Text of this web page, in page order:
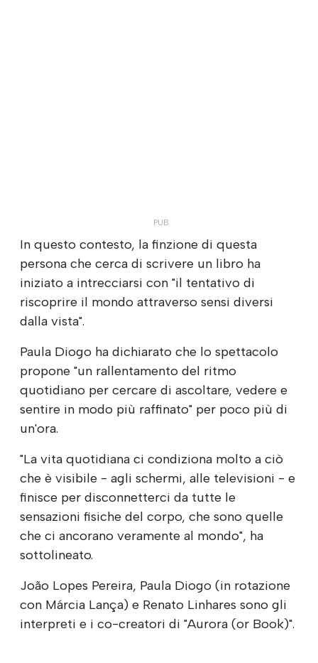
In questo contesto, la finzione di questa
persona che cerca di scrivere un libro ha
iniziato a intrecciarsi con "il tentativo di
riscoprire il mondo attraverso sensi diversi
dalla vista".
Paula Diogo ha dichiarato che lo spettacolo
propone "un rallentamento del ritmo
quotidiano per cercare di ascoltare, vedere e
sentire in modo più raffinato" per poco più di
un'ora.
"La vita quotidiana ci condiziona molto a ciò
che è visibile - agli schermi, alle televisioni - e
finisce per disconnetterci da tutte le
sensazioni fisiche del corpo, che sono quelle
che ci ancorano veramente al mondo", ha
sottolineato.
João Lopes Pereira, Paula Diogo (in rotazione
con Márcia Lança) e Renato Linhares sono gli
interpreti e i co-creatori di "Aurora (or Book)".